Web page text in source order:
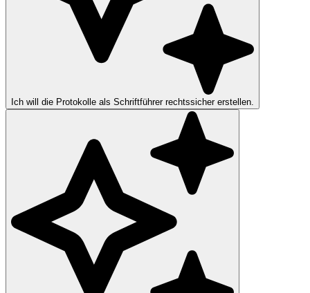
Ich will die Protokolle als Schriftführer rechtssicher erstellen.